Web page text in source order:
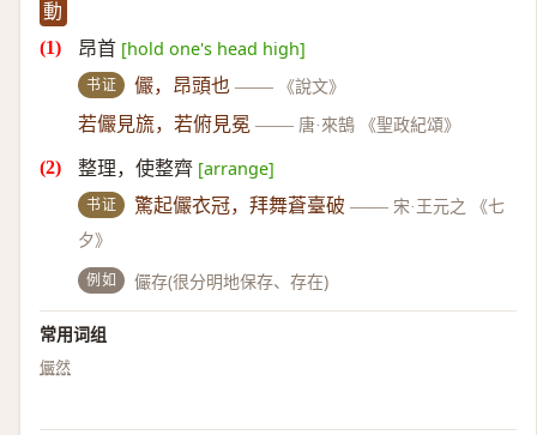
動
昂首 [hold one's head high]
书证 儼，昂頭也 —— 《說文》
若儼見旒，若俯見冕 —— 唐·來鵠 《聖政紀頌》
整理，使整齊 [arrange]
书证 驚起儼衣冠，拜舞蒼臺破 —— 宋·王元之 《七
夕》
例如 儼存(很分明地保存、存在)
常用词组
儼然